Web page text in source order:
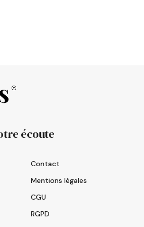
écoute
Contact
Mentions légales
CGU
RGPD